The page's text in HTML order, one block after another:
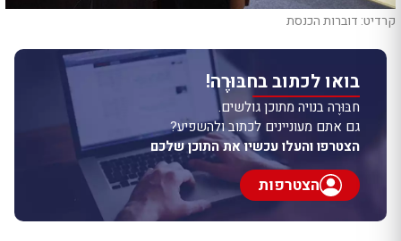
קרדיט: דוברות הכנסת
בואו לכתוב בחבּוּרֶה!
חבּוּרֶה בנויה מתוכן גולשים.
גם אתם מעוניינים לכתוב ולהשפיע?
הצטרפו והעלו עכשיו את התוכן שלכם
הצטרפות